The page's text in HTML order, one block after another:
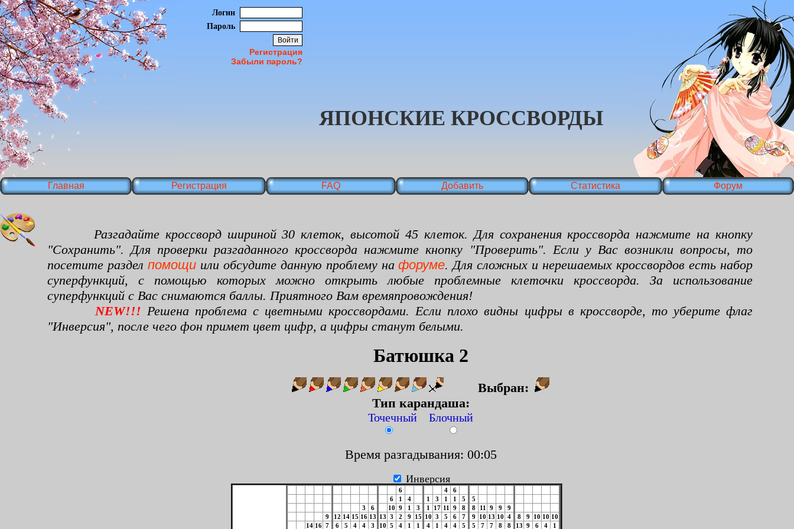
Логин
Пароль
Регистрация
Забыли пароль?
ЯПОНСКИЕ КРОССВОРДЫ
Главная Регистрация FAQ Добавить Статистика Форум
Разгадайте кроссворд шириной 30 клеток, высотой 45 клеток. Для сохранения кроссворда нажмите на кнопку
"Сохранить". Для проверки разгаданного кроссворда нажмите кнопку "Проверить". Если у Вас возникли вопросы, то
посетите раздел помощиили обсудите данную проблему нафоруме. Для сложных и нерешаемых кроссвордов есть набор
суперфункций, с помощью которых можно открыть любые проблемные клеточки кроссворда. За использование
суперфункций с Вас снимаются баллы. Приятного Вам времяпровождения!
NEW!!! Решена проблема с цветными кроссвордами. Если плохо видны цифры в кроссворде, то уберите флаг
"Инверсия", после чего фон примет цвет цифр, а цифры станут белыми.
Батюшка 2
Выбран:
Тип карандаша:
Точечный Блочный
Время разгадывания: 00:06
Инверсия
6 4
6
6
1 4 1 3 1 1 5
5
3
6 10 9 1 3 1 17 11 9 8 8 11 9 9
9
9
12 14 15 16 13 13 3 2 9 15 10 3 5 6 7 9 10 13 10 4 8 9 10 10 10
14 16 7 6 5 4 4 3 10 5 4 1 1 4 1 4 4 5 5 7 7 8 8 13 9 6 4
1